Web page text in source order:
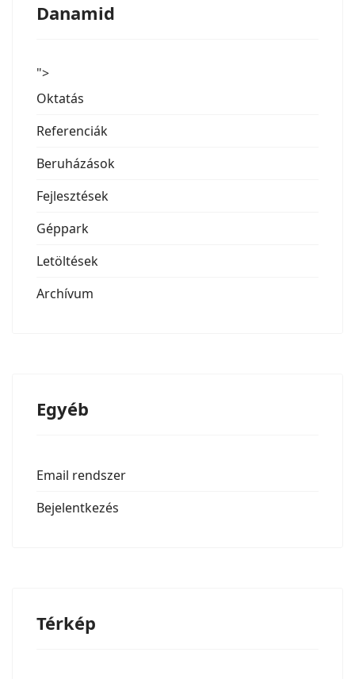
Danamid
">
Oktatás
Referenciák
Beruházások
Fejlesztések
Géppark
Letöltések
Archívum
Egyéb
Email rendszer
Bejelentkezés
Térkép